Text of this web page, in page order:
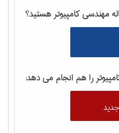
مهندسی كامپيوترهستید؟
را هم انجام می دهد: